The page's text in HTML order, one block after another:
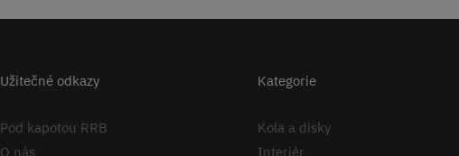
Užitečné odkazy
Pod kapotou RRB
O nás
Kategorie
Kola a disky
Interiér